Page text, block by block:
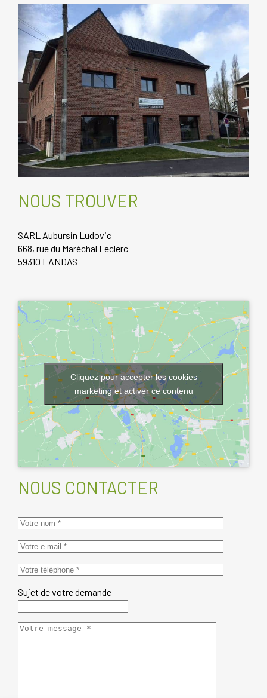
NOUS TROUVER
SARL Aubursin Ludovic
668, rue du Maréchal Leclerc
59310 LANDAS
Cliquez pour accepter les cookies
marketing et activer ce contenu
NOUS CONTACTER
Sujet de votre demande